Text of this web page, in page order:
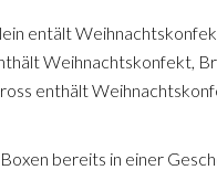
entält
Weihnachtskonfekt,
enthält
bereits in einer